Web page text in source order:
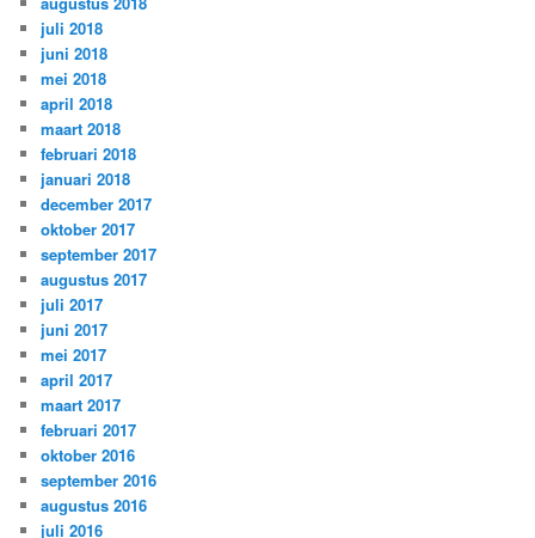
juli 2018
juni 2018
mei 2018
april 2018
maart 2018
februari 2018
januari 2018
december 2017
oktober 2017
september 2017
augustus 2017
juli 2017
juni 2017
mei 2017
april 2017
maart 2017
februari 2017
oktober 2016
september 2016
augustus 2016
juli 2016